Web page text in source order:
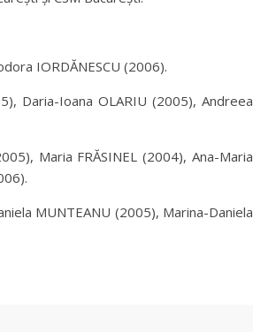
IORDĂNESCU (2006).
Daria-Ioana OLARIU (2005), Andreea
Maria FRĂSINEL (2004), Ana-Maria
MUNTEANU (2005), Marina-Daniela